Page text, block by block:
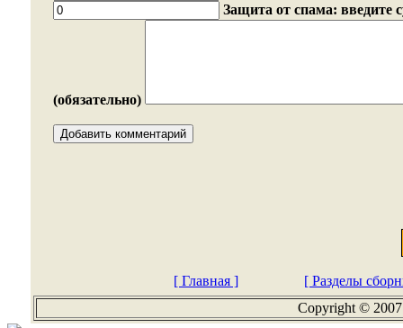
Защита от спама: введите
(обязательно)
[ Главная ]
[ Разделы
Copyright ©